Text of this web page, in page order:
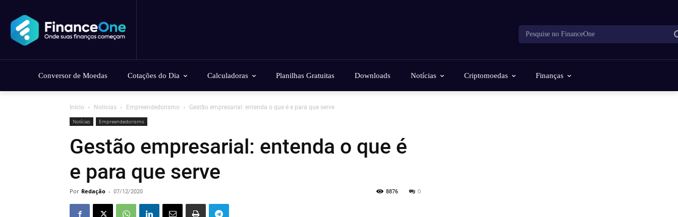
Pesquise no FinanceOne
Conversor de Moedas Cotações do Dia Calculadoras Planilhas Gratuitas Downloads Notícias Criptomoedas Finanças
Início Notícias Empreendedorismo Gestão empresarial: entenda o que é e para que serve
Notícias Empreendedorismo
Gestão empresarial: entenda o que é
e para que serve
Por Redação - 07/12/2020 0
8876